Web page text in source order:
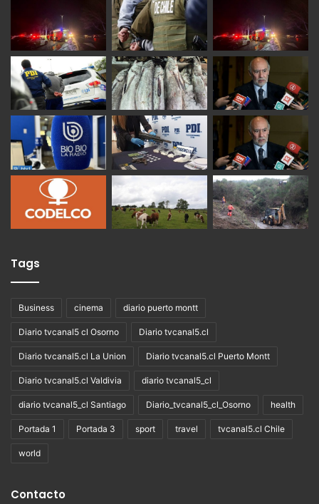
Tags
Business cinema diario puerto montt
Diario tvcanal5 cl Osorno Diario tvcanal5.cl
Diario tvcanal5.cl La Union Diario tvcanal5.cl Puerto Montt
Diario tvcanal5.cl Valdivia diario tvcanal5_cl
diario tvcanal5_cl Santiago Diario_tvcanal5_cl_Osorno health
Portada 1 Portada 3 sport travel tvcanal5.cl Chile
world
Contacto